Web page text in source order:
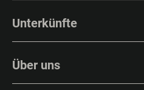
Unterkünfte
Über uns